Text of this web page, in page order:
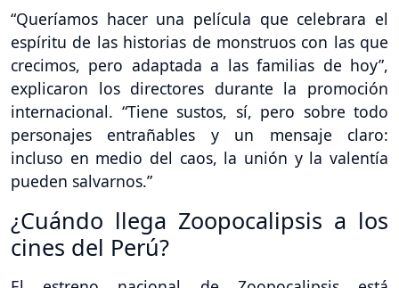
“Queríamos hacer una película que celebrara el
espíritu de las historias de monstruos con las que
crecimos, pero adaptada a las familias de hoy”,
explicaron los directores durante la promoción
internacional. “Tiene sustos, sí, pero sobre todo
personajes entrañables y un mensaje claro:
incluso en medio del caos, la unión y la valentía
pueden salvarnos.”
¿Cuándo llega Zoopocalipsis a los
cines del Perú?